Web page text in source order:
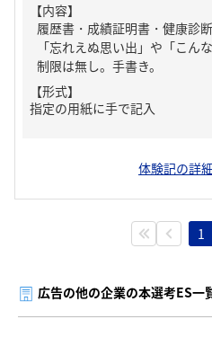
【内容】
履歴書・成績証明書・健康診
「忘れえぬ思い出」や「こん
制限は無し。手書き。
【形式】
指定の用紙に手で記入
体験記の詳
1
広告の他の企業の本選考ES一